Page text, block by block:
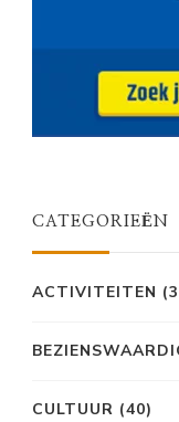
CATEGORIEËN
ACTIVITEITEN
CULTUUR (40)